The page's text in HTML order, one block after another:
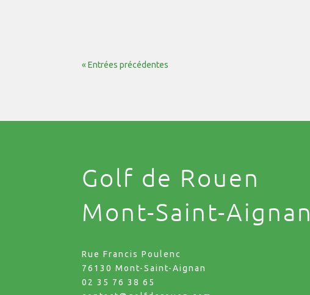
« Entrées précédentes
Golf de Rouen
Mont-Saint-Aignan
Rue Francis Poulenc
76130 Mont-Saint-Aignan
02 35 76 38 65